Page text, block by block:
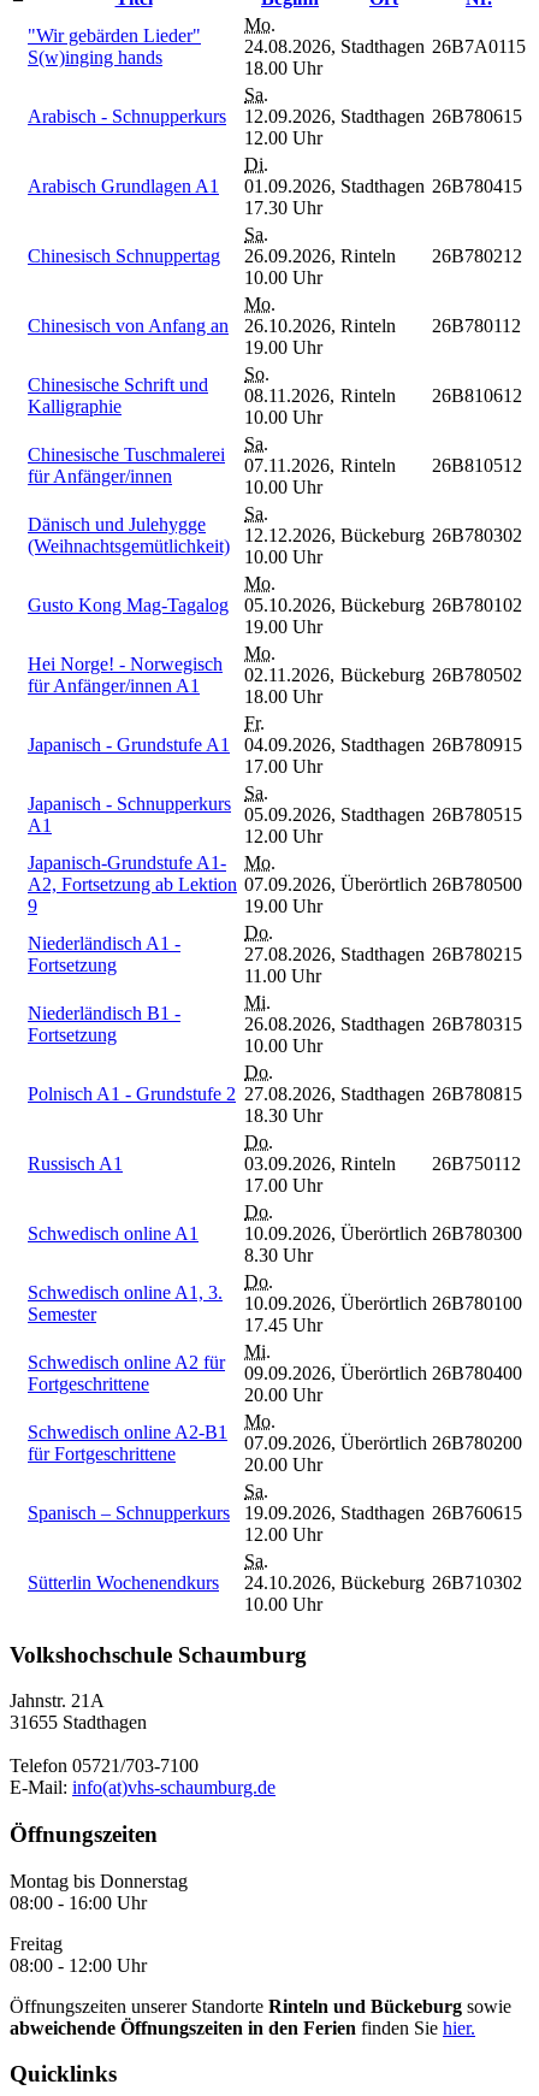
"Wir gebärden Lieder"
S(w)inging hands
Mo.
24.08.2026,
18.00 Uhr
Stadthagen 26B7A0115
Arabisch - Schnupperkurs
Sa.
12.09.2026,
12.00 Uhr
Stadthagen 26B780615
Arabisch Grundlagen A1
Di.
01.09.2026,
17.30 Uhr
Stadthagen 26B780415
Chinesisch Schnuppertag
Sa.
26.09.2026,
10.00 Uhr
Rinteln 26B780212
Chinesisch von Anfang an
Mo.
26.10.2026,
19.00 Uhr
Rinteln 26B780112
Chinesische Schrift und
Kalligraphie
So.
08.11.2026,
10.00 Uhr
Rinteln 26B810612
Chinesische Tuschmalerei
für Anfänger/innen
Sa.
07.11.2026,
10.00 Uhr
Rinteln 26B810512
Dänisch und Julehygge
(Weihnachtsgemütlichkeit)
Sa.
12.12.2026,
10.00 Uhr
Bückeburg 26B780302
Gusto Kong Mag-Tagalog
Mo.
05.10.2026,
19.00 Uhr
Bückeburg 26B780102
Hei Norge! - Norwegisch
für Anfänger/innen A1
Mo.
02.11.2026,
18.00 Uhr
Bückeburg 26B780502
Japanisch - Grundstufe A1
Fr.
04.09.2026,
17.00 Uhr
Stadthagen 26B780915
Japanisch - Schnupperkurs
A1
Sa.
05.09.2026,
12.00 Uhr
Stadthagen 26B780515
Japanisch-Grundstufe A1-
A2, Fortsetzung ab Lektion
9
Mo.
07.09.2026,
19.00 Uhr
Überörtlich 26B780500
Niederländisch A1 -
Fortsetzung
Do.
27.08.2026,
11.00 Uhr
Stadthagen 26B780215
Niederländisch B1 -
Fortsetzung
Mi.
26.08.2026,
10.00 Uhr
Stadthagen 26B780315
Polnisch A1 - Grundstufe 2
Do.
27.08.2026,
18.30 Uhr
Stadthagen 26B780815
Russisch A1
Do.
03.09.2026,
17.00 Uhr
Rinteln 26B750112
Schwedisch online A1
Do.
10.09.2026,
8.30 Uhr
Überörtlich 26B780300
Schwedisch online A1, 3.
Semester
Do.
10.09.2026,
17.45 Uhr
Überörtlich 26B780100
Schwedisch online A2 für
Fortgeschrittene
Mi.
09.09.2026,
20.00 Uhr
Überörtlich 26B780400
Schwedisch online A2-B1
für Fortgeschrittene
Mo.
07.09.2026,
20.00 Uhr
Überörtlich 26B780200
Spanisch – Schnupperkurs
Sa.
19.09.2026,
12.00 Uhr
Stadthagen 26B760615
Sütterlin Wochenendkurs
Sa.
24.10.2026,
10.00 Uhr
Bückeburg 26B710302
Volkshochschule Schaumburg
Jahnstr. 21A
31655 Stadthagen
Telefon 05721/703-7100
E-Mail: info(at)vhs-schaumburg.de
Öffnungszeiten
Montag bis Donnerstag
08:00 - 16:00 Uhr
Freitag
08:00 - 12:00 Uhr
Öffnungszeiten unserer Standorte Rinteln und Bückeburg sowie
abweichende Öffnungszeiten in den Ferien finden Sie hier.
Quicklinks